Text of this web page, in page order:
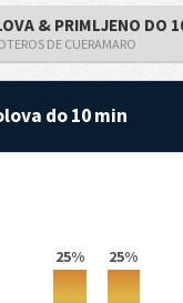
& PRIMLJENO DO
DE CUERAMARO
do 10 min
25% 25%